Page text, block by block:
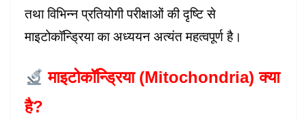
तथा विभिन्न प्रतियोगी परीक्षाओं की दृष्टि से
माइटोकॉन्ड्रिया का अध्ययन अत्यंत महत्वपूर्ण है।
माइटोकॉन्ड्रिया (Mitochondria) क्या
है?